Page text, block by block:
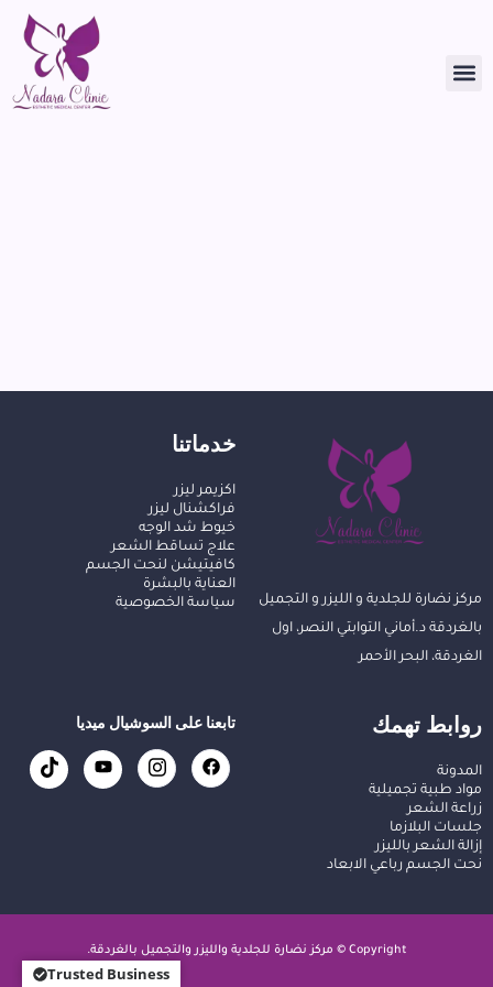
Trusted Business
مركز نضارة للجلدية و الليزر و التجميل
بالغردقة د.أماني التوابتي النصر، اول
الغردقة، البحر الأحمر
خدماتنا
اكزيمر ليزر
فراكشنال ليزر
خيوط شد الوجه
علاج تساقط الشعر
كافيتيشن لنحت الجسم
العناية بالبشرة
سياسة الخصوصية
روابط تهمك
المدونة
مواد طبية تجميلية
زراعة الشعر
جلسات البلازما
إزالة الشعر بالليزر
نحت الجسم رباعي الابعاد
تابعنا على السوشيال ميديا
Copyright © مركز نضارة للجلدية والليزر والتجميل بالغردقة.